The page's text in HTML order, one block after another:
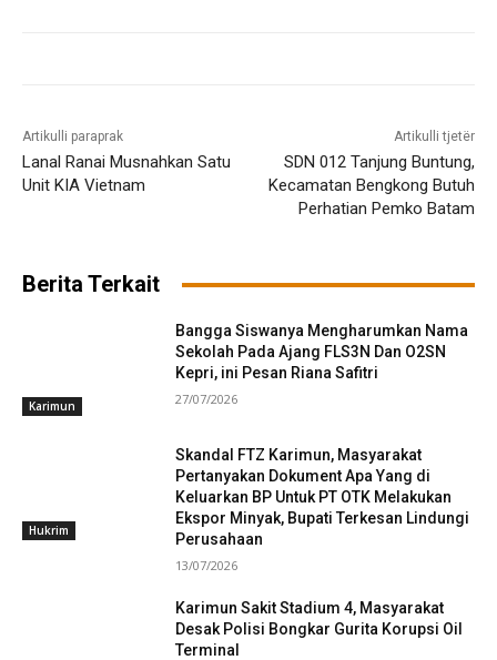
Artikulli paraprak
Lanal Ranai Musnahkan Satu
Unit KIA Vietnam
Artikulli tjetër
SDN 012 Tanjung Buntung,
Kecamatan Bengkong Butuh
Perhatian Pemko Batam
Berita Terkait
Karimun
Bangga Siswanya Mengharumkan Nama
Sekolah Pada Ajang FLS3N Dan O2SN
Kepri, ini Pesan Riana Safitri
27/07/2026
Hukrim
Skandal FTZ Karimun, Masyarakat
Pertanyakan Dokument Apa Yang di
Keluarkan BP Untuk PT OTK Melakukan
Ekspor Minyak, Bupati Terkesan Lindungi
Perusahaan
13/07/2026
Karimun Sakit Stadium 4, Masyarakat
Desak Polisi Bongkar Gurita Korupsi Oil
Terminal